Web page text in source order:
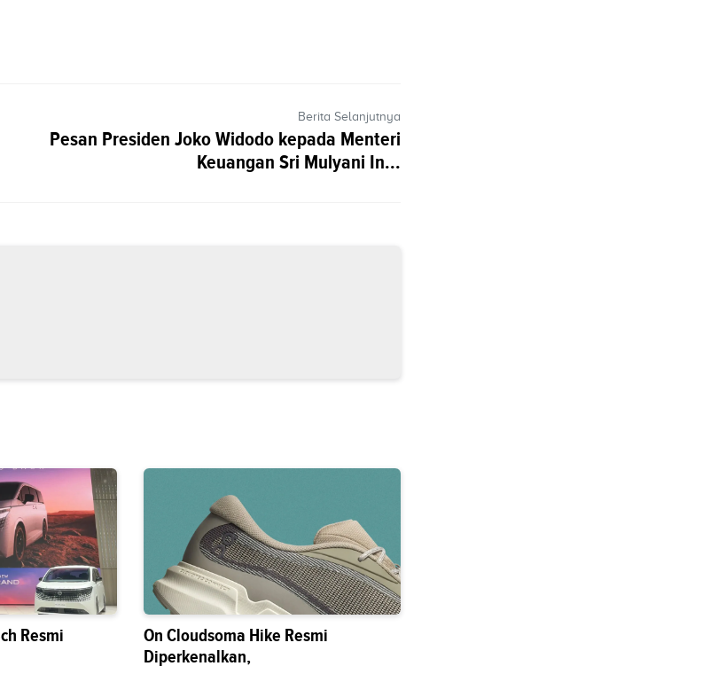
Berita Selanjutnya
Pesan Presiden Joko Widodo kepada Menteri
Keuangan Sri Mulyani In...
Resmi
On Cloudsoma Hike Resmi
Diperkenalkan,